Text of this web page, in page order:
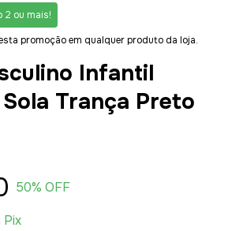
2 ou mais!
promoção em qualquer produto da loja.
Infantil
Trança Preto
50% OFF
Pix